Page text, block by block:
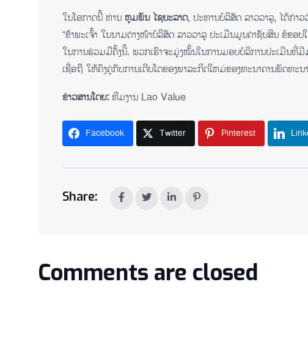
ໃນໂອກາດນີ້ ທ່ານ ຫຸມພັນ ໄຊຍະລາດ, ປະທານບໍລິສັດ ລາວວາລູ, ໄດ້ກ່າວ
“ຂ້າພະເຈົ້າ ໃນນາມຕ່າງໜ້າບໍລິສັດ ລາວວາລູ ປະເມີນມູນຄ່າຊັບສິນ ຂໍຂອ
ໃນການຮ່ວມມືຄັ້ງນີ້. ພວກເຮົາຈະມຸ່ງໝັ້ນໃນການມອບບໍລິການປະເມີນທີ່
ເຊື່ອຖື ໃຫ້ຄົງຄູ່ກັບການເຕີບໂຕຂອງພາລະກິດ​ໃຫມ່​ຂອງ​ທະ​ນາ​ຄານ​ພັດ​ທະ​ນ
ຂ່າວສານໂດຍ: ທີມງານ Lao Value
Facebook Twitter Pinterest
Share:
Comments are closed